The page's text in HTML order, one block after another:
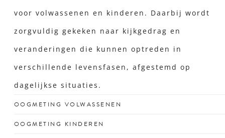
voor volwassenen en kinderen. Daarbij wordt
zorgvuldig gekeken naar kijkgedrag en
veranderingen die kunnen optreden in
verschillende levensfasen, afgestemd op
dagelijkse situaties.
OOGMETING VOLWASSENEN
unieke kijkgedrag.
OOGMETING KINDEREN